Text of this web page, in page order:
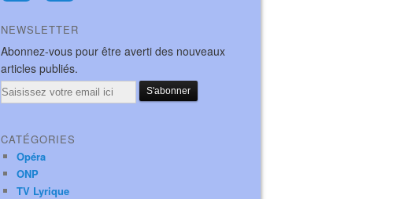
NEWSLETTER
Abonnez-vous pour être averti des nouveaux
articles publiés.
Email
CATÉGORIES
Opéra
ONP
TV Lyrique